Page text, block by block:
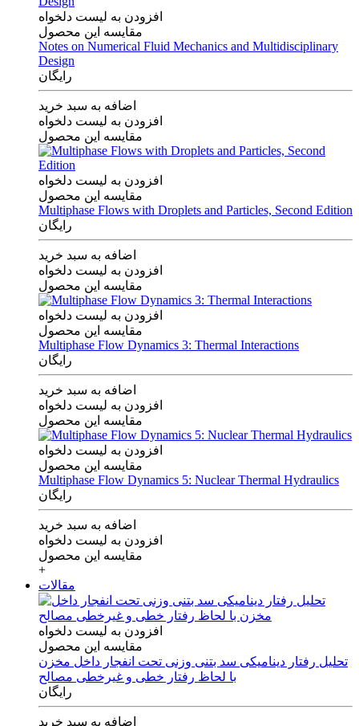
افزودن به لیست دلخواه
مقایسه این محصول
Notes on Numerical Fluid Mechanics and Multidisciplinary
Design
رایگان
اضافه به سبد خرید
افزودن به لیست دلخواه
مقایسه این محصول
افزودن به لیست دلخواه
مقایسه این محصول
Multiphase Flows with Droplets and Particles, Second Edition
رایگان
اضافه به سبد خرید
افزودن به لیست دلخواه
مقایسه این محصول
افزودن به لیست دلخواه
مقایسه این محصول
Multiphase Flow Dynamics 3: Thermal Interactions
رایگان
اضافه به سبد خرید
افزودن به لیست دلخواه
مقایسه این محصول
افزودن به لیست دلخواه
مقایسه این محصول
Multiphase Flow Dynamics 5: Nuclear Thermal Hydraulics
رایگان
اضافه به سبد خرید
افزودن به لیست دلخواه
مقایسه این محصول
+
مقالات
افزودن به لیست دلخواه
مقایسه این محصول
تحلیل رفتار دینامیکی سد بتنی وزنی تحت انفجار داخل مخزن
با لحاظ رفتار خطی و غیرخطی مصالح
رایگان
اضافه به سبد خرید